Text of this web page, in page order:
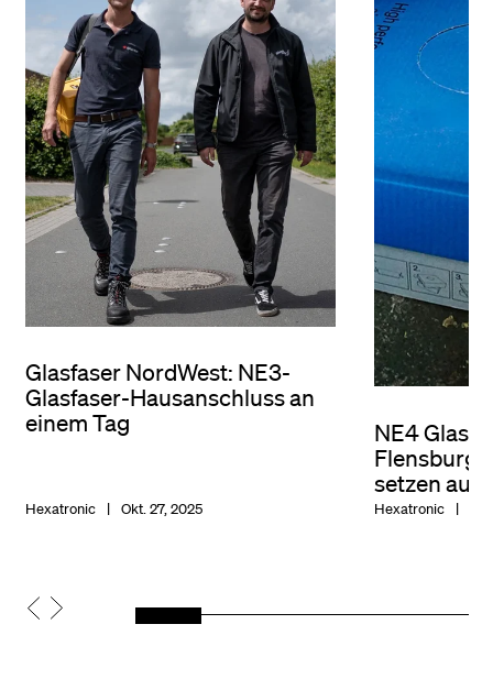
Glasfaser NordWest: NE3-
Glasfaser-Hausanschluss an
einem Tag
Hexatronic Okt. 27, 2025
NE4
Flensburg:
setzen auf
Hexatronic